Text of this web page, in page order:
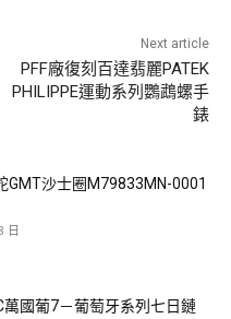
Next article
PFF廠復刻百達翡麗PATEK
PHILIPPE運動系列鸚鵡螺手
錶
GMT沙士圈M79833MN-0001
日
萬國葡7－葡萄牙系列七日鏈